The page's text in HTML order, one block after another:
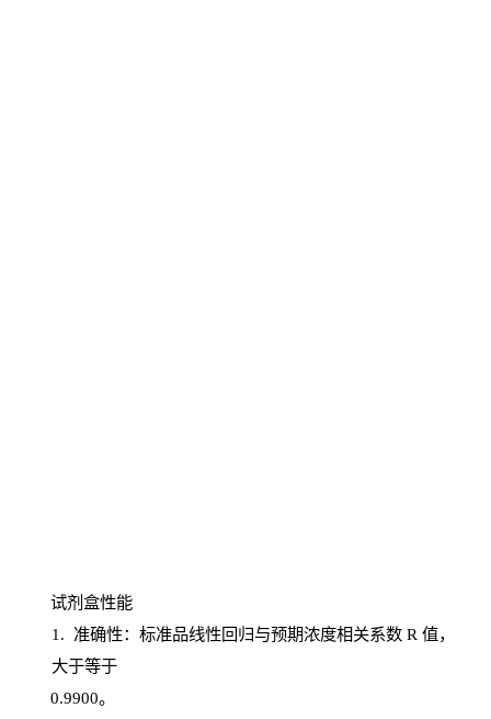
试剂盒性能
1 . 准确性：标准品线性回归与预期浓度相关系数 R 值，
大于等于
0.9900。